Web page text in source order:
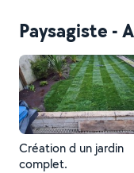
Paysagiste -
Création d un jardin
complet.